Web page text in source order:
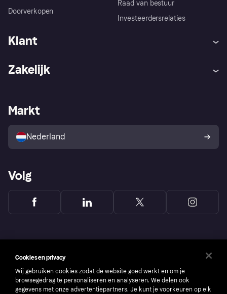
Doorverkopen
Raad van bestuur
Investeerdersrelaties
Klant
Winkeloverzicht
Kopersbescherming voor
consumenten
Zakelijk
Zakelijke login
Markt
Nederland
Volg
Cookies en privacy
Wij gebruiken cookies zodat de website goed werkt en om je
browsegedrag te personaliseren en analyseren. We delen ook
gegevens met onze advertentiepartners. Je kunt je voorkeuren op elk